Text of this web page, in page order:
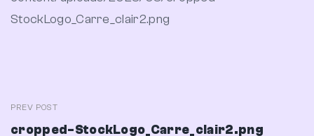
StockLogo_Carre_clair2.png
Navigation
Previous
Post
PREV POST
cropped-StockLogo_Carre_clair2.png